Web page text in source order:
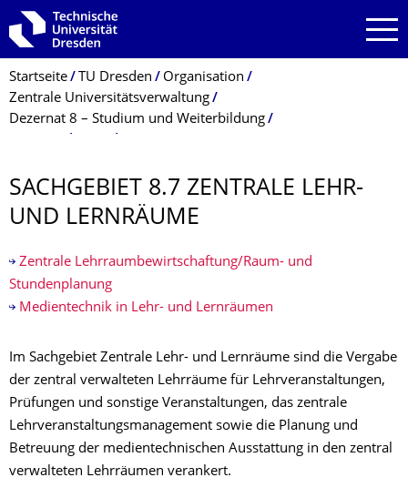
Zur Hauptnavigation springen
Zur Suche springen
Zum Inhalt springen
Breadcrumb-Menü
Startseite TU Dresden
Organisation
Zentrale Universitätsverwaltung
Dezernat 8 – Studium und Weiterbildung
SACHGEBIET 8.7 ZENTRALE LEHR-
UND LERNRÄUME
Zentrale Lehrraumbewirtschaftung/Raum- und
Stundenplanung
Medientechnik in Lehr- und Lernräumen
Im Sachgebiet Zentrale Lehr- und Lernräume sind die Vergabe
der zentral verwalteten Lehrräume für Lehrveranstaltungen,
Prüfungen und sonstige Veranstaltungen, das zentrale
Lehrveranstaltungsmanagement sowie die Planung und
Betreuung der medientechnischen Ausstattung in den zentral
verwalteten Lehrräumen verankert.